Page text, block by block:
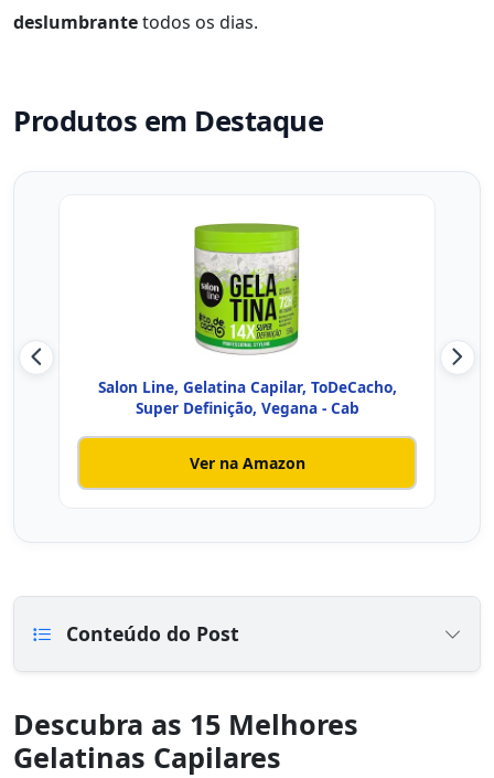
deslumbrantetodos os dias.
Produtos em Destaque
Salon Line, Gelatina Capilar, ToDeCacho,
Super Definição, Vegana - Cab
Ver na Amazon
Conteúdo do Post
Descubra as 15 Melhores
Gelatinas Capilares